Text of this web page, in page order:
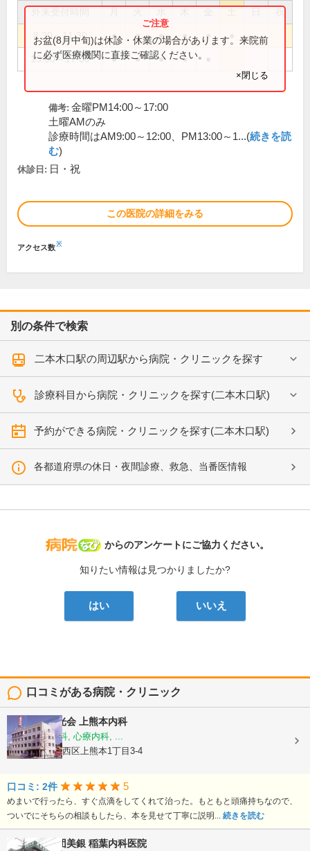
祝
8:30～11:30 ● ● ● ● ●
13:00～17:00 ● ● ● ●
お盆(8月中旬)は休診・休業の場合があります。来院前
に必ず医療機関に直接ご確認ください。
×閉じる
備考: 金曜PM14:00～17:00
土曜AMのみ
診療時間はAM9:00～12:00、PM13:00～1...(続きを読
む)
休診日: 日・祝
この医院の詳細をみる
アクセス数※
別の条件で検索
二本木口駅の周辺駅から病院・クリニックを探す
診療科目から病院・クリニックを探す(二本木口駅)
予約ができる病院・クリニックを探す(二本木口駅)
各都道府県の休日・夜間診療、救急、当番医情報
病院なび
からのアンケートにご協力ください。
知りたい情報は見つかりましたか?
はい いいえ
口コミがある病院・クリニック
医療法人陽光会 上熊本内科
内科, 神経内科, 心療内科, ...
熊本県熊本市西区上熊本1丁目3-4
口コミ: 2件 5
めまいで行ったら、すぐ点滴をしてくれて治った。もともと頭痛持ちなので、
ついでにそちらの相談もしたら、本を見せて丁寧に説明... 続きを読む
医療法人社団美銀 稲葉内科医院